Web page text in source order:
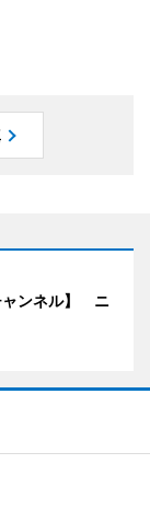
ャンネル】 ニ